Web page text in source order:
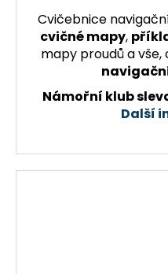
Cvičebnice
cvičné mapy,
mapy proudů a
Námořní klub
Další